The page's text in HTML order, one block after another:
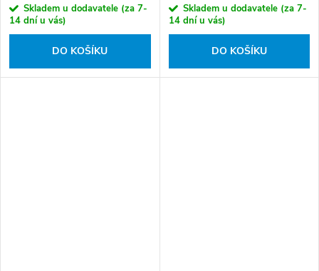
Skladem u dodavatele (za 7-
14 dní u vás)
DO KOŠÍKU
Skladem u dodavatele (za 7-
14 dní u vás)
DO KOŠÍKU